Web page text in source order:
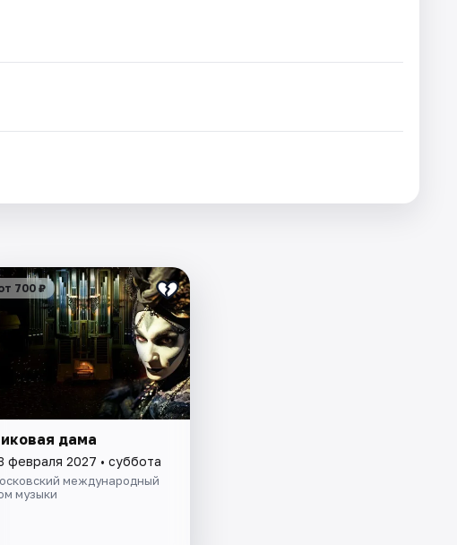
700 ₽
дама
февраля 2027 • суббота
международный
музыки